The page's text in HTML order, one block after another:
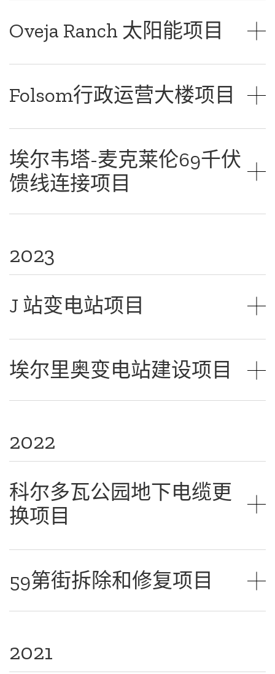
Oveja Ranch 太阳能项目
Folsom行政运营大楼项目
埃尔韦塔-麦克莱伦69千伏
馈线连接项目
2023
J 站变电站项目
埃尔里奥变电站建设项目
2022
科尔多瓦公园地下电缆更
换项目
59第街拆除和修复项目
2021